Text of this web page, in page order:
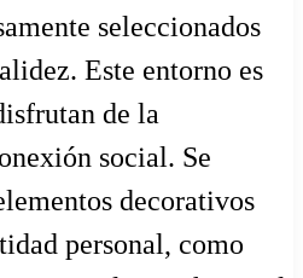
seleccionados
Este entorno es
de la
social. Se
decorativos
personal, como